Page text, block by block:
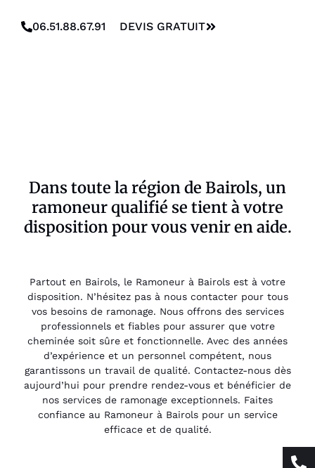
06.51.88.67.91 DEVIS GRATUIT
Dans toute la région de Bairols, un
ramoneur qualifié se tient à votre
disposition pour vous venir en aide.
Partout en Bairols, le Ramoneur à Bairols est à votre
disposition. N’hésitez pas à nous contacter pour tous
vos besoins de ramonage. Nous offrons des services
professionnels et fiables pour assurer que votre
cheminée soit sûre et fonctionnelle. Avec des années
d’expérience et un personnel compétent, nous
garantissons un travail de qualité. Contactez-nous dès
aujourd’hui pour prendre rendez-vous et bénéficier de
nos services de ramonage exceptionnels. Faites
confiance au Ramoneur à Bairols pour un service
efficace et de qualité.